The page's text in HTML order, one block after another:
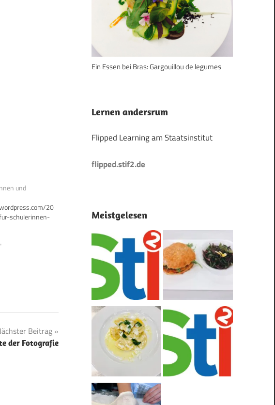
und
2014/12/12/die-
schulerinnen-
Beitrag
der Fotografie
Ein Essen bei Bras: Gargouillou de legumes
Lernen andersrum
Flipped Learning am Staatsinstitut
flipped.stif2.de
Meistgelesen